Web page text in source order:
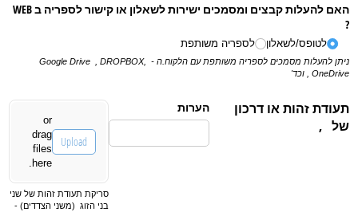
האם להעלות קבצים ומסמכים ישירות לשאלון או קישור לספריה ב WEB
?
לטופס/​לשאלון לספריה משותפת
ניתן להעלות מסמכים לספריה משותפת עם הלקוח.ה - Google Drive , DROPBOX,
, OneDrive וכד'
תעודת זהות או דרכון
של ,
הערות
Upload
or
drag
files
here.
סריקת תעודת זהות של שני
בני הזוג (משני הצדדים) -